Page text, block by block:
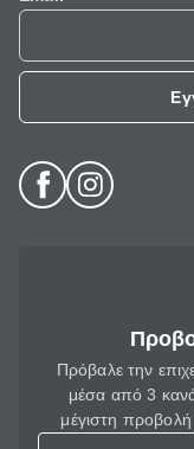
Πρόβαλε την
μέσα από 3
μέγιστη